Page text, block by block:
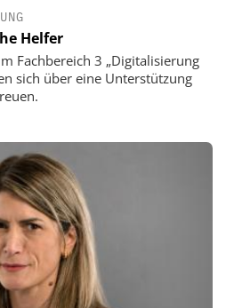
Helfer
Fachbereich 3 „Digitalisierung
sich über eine Unterstützung